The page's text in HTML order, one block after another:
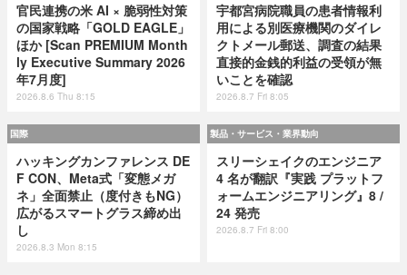
官民連携の米 AI × 脆弱性対策
の国家戦略「GOLD EAGLE」
ほか [Scan PREMIUM Month
ly Executive Summary 2026
年7月度]
2026.8.6 Thu 8:15
宇都宮病院職員の患者情報利
用による別医療機関のダイレ
クトメール郵送、調査の結果
直接的金銭的利益の受領が無
いことを確認
2026.8.7 Fri 8:05
国際
ハッキングカンファレンス DE
F CON、Meta式「変態メガ
ネ」全面禁止（度付きもNG）
広がるスマートグラス締め出
し
2026.8.3 Mon 8:15
製品・サービス・業界動向
スリーシェイクのエンジニア
4 名が翻訳『実践 プラットフ
ォームエンジニアリング』8 /
24 発売
2026.8.7 Fri 8:00